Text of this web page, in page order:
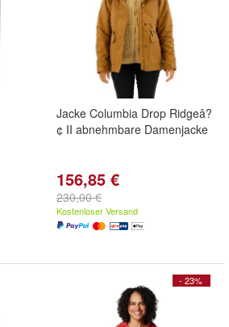
Jacke Columbia Drop Ridgeâ?
¢ II abnehmbare Damenjacke
156,85 €
230,00 €
Kostenloser Versand
- 23%